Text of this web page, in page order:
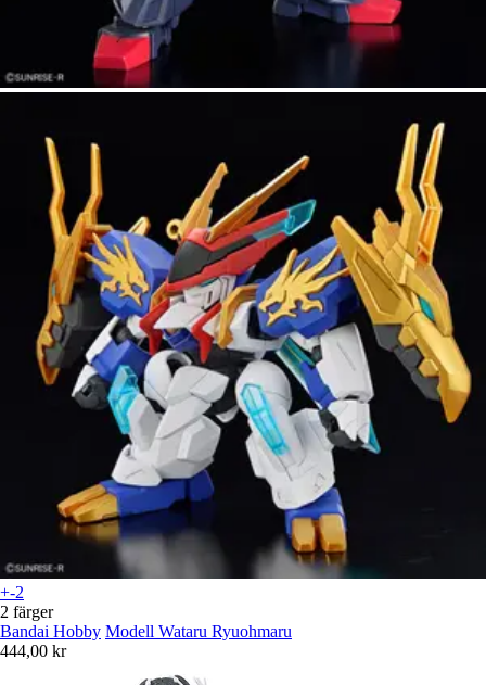
+-2
2 färger
Bandai Hobby Modell Wataru Ryuohmaru
444,00 kr